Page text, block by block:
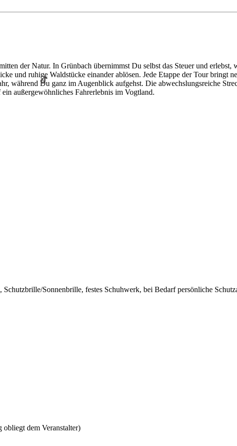
der Natur. In Grünbach übernimmst Du selbst das Steuer und
und ruhige Waldstücke einander ablösen. Jede Etappe der Tour bringt
Du ganz im Augenblick aufgehst. Die abwechslungsreiche
außergewöhnliches Fahrerlebnis im Vogtland.
Sonnenbrille, festes Schuhwerk, bei Bedarf persönliche
obliegt dem Veranstalter)